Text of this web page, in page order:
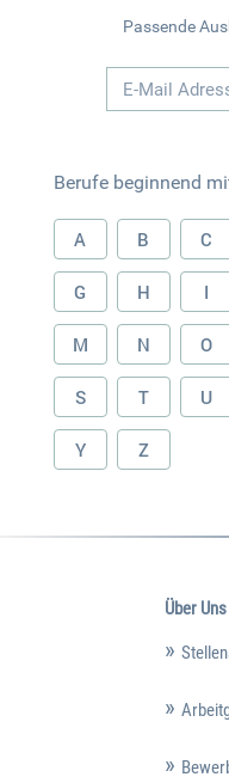
Passende
Berufe beginnend
A B C
G H I
M N O
S T U
Y Z
Über Uns